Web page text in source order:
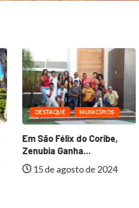
DESTAQUE MUNICÍPIOS
Em São Félix do Coribe,
Zenubia Ganha...
15 de agosto de 2024